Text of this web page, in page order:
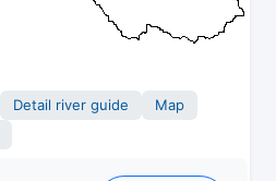
Detail river guide
Map